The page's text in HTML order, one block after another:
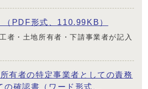
（PDF形式、110.99KB）
者・土地所有者・下請事業者が記入
有者の特定事業者としての責務
の確認書（ワード形式、